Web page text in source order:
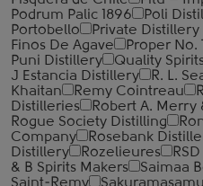
Podrum Palic 1896
Poli
Portobello
Private
Finos De Agave
Proper No.
Puni Distillery
Quality
J Estancia Distillery
R. L.
Khaitan
Remy Cointreau
Distilleries
Robert A. Merry
Rogue Society Distilling
Company
Rosebank
Distillery
Rozelieures
& B Spirits Makers
Saimaa